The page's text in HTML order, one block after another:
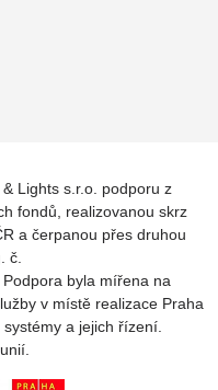
Lights s.r.o. podporu z
fondů, realizovanou skrz
a čerpanou přes druhou
č.
byla mířena na
v místě realizace Praha
a jejich řízení.